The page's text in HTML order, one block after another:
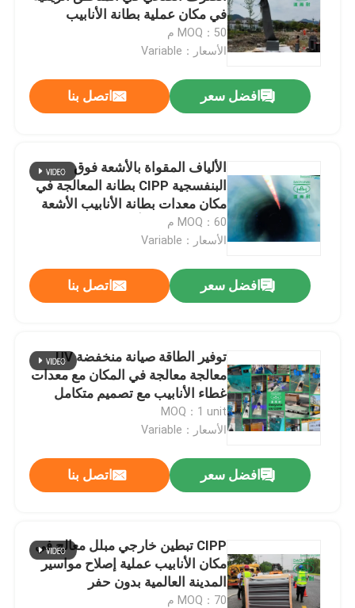
في مكان عملية بطانة الأنابيب
MOQ：50 م
الأسعار：Variable
افضل سعر اتصل بنا
الألياف المقواة بالأشعة فوق
البنفسجية CIPP بطانة المعالجة في
مكان معدات بطانة الأنابيب الأشعة
فوق البنفسجية أدى علاج
MOQ：60 م
الأسعار：Variable
افضل سعر اتصل بنا
توفير الطاقة صيانة منخفضة UV
معالجة معالجة في المكان مع معدات
غطاء الأنابيب مع تصميم متكامل
للغاية
MOQ：1 unit
الأسعار：Variable
افضل سعر اتصل بنا
CIPP تبطين خارجي مبلل معالج في
مكان الأنابيب عملية إصلاح مواسير
المدينة العالمية بدون حفر
MOQ：70 م